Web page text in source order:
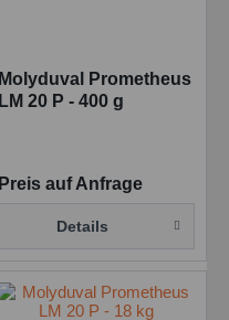
Molyduval Prometheus
LM 20 P - 400 g
Preis auf Anfrage
Details